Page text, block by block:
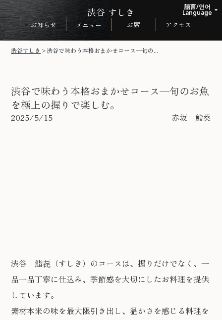
渋谷すしき >渋谷で味わう本格おまかせコース—旬の...
渋谷で味わう本格おまかせコース—旬のお魚
を極上の握りで楽しむ。
2025/5/15 赤坂 鮨葵
渋谷 鮨㐂（すしき）のコースは、握りだけでなく、一
品一品丁寧に仕込み、季節感を大切にしたお料理を提供
しています。
素材本来の味を最大限引き出し、温かさを感じる料理を
語言/언어
Language arrow_drop_up
渋谷 すしき
お知らせ メニュー お席 アクセス